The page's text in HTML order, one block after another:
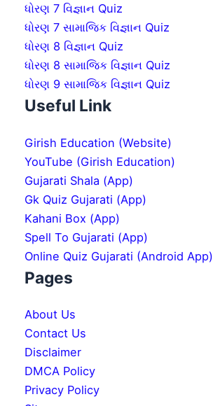
ધોરણ 7 વિજ્ઞાન Quiz
ધોરણ 7 સામાજિક વિજ્ઞાન Quiz
ધોરણ 8 વિજ્ઞાન Quiz
ધોરણ 8 સામાજિક વિજ્ઞાન Quiz
ધોરણ 9 સામાજિક વિજ્ઞાન Quiz
Useful Link
Girish Education (Website)
YouTube (Girish Education)
Gujarati Shala (App)
Gk Quiz Gujarati (App)
Kahani Box (App)
Spell To Gujarati (App)
Online Quiz Gujarati (Android App)
Pages
About Us
Contact Us
Disclaimer
DMCA Policy
Privacy Policy